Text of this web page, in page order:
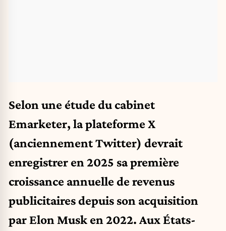
Selon une étude du cabinet
Emarketer, la plateforme X
(anciennement Twitter) devrait
enregistrer en 2025 sa première
croissance annuelle de revenus
publicitaires depuis son acquisition
par Elon Musk en 2022. Aux États-